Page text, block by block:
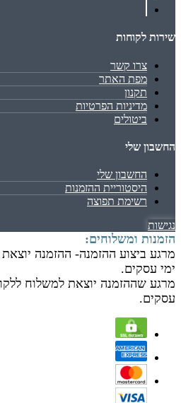
שירות לקוחות
צרו קשר
מפת האתר
תקנון
מדיניות הפרטיות
ביטולים
החשבון שלי
החשבון שלי
היסטוריית ההזמנות
רשימת תפוצה
נגישות
הזמנות ומשלוחים:
ימי עסקים.
עסקים.